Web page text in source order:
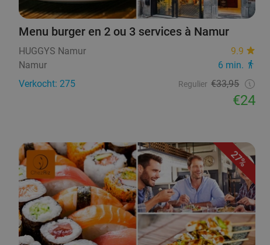
Menu burger en 2 ou 3 services à Namur
HUGGYS Namur
9.9
Namur
6 min.
Verkocht: 275
Regulier €33,95
€24
27%